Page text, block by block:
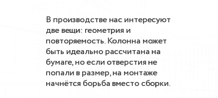
В производстве нас интересуют
две вещи: геометрия и
повторяемость. Колонна может
быть идеально рассчитана на
бумаге, но если отверстия не
попали в размер, на монтаже
начнётся борьба вместо сборки.